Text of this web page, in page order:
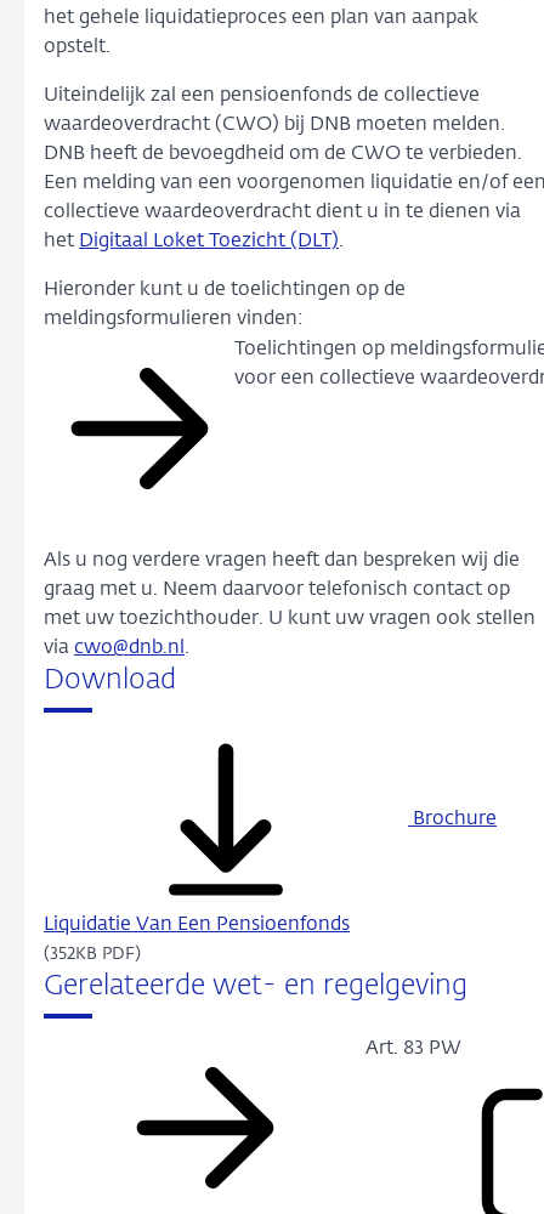
het gehele liquidatieproces een plan van aanpak
opstelt.
Uiteindelijk zal een pensioenfonds de collectieve
waardeoverdracht (CWO) bij DNB moeten melden.
DNB heeft de bevoegdheid om de CWO te verbieden.
Een melding van een voorgenomen liquidatie en/of
collectieve waardeoverdracht dient u in te dienen via
het Digitaal Loket Toezicht (DLT).
Hieronder kunt u de toelichtingen op de
meldingsformulieren vinden:
Toelichtingen op
voor een collectieve
Als u nog verdere vragen heeft dan bespreken wij die
graag met u. Neem daarvoor telefonisch contact op
met uw toezichthouder. U kunt uw vragen ook stellen
via cwo@dnb.nl .
Download
Brochure
Liquidatie Van Een Pensioenfonds
(352KB PDF)
Gerelateerde wet- en regelgeving
Art. 83 PW